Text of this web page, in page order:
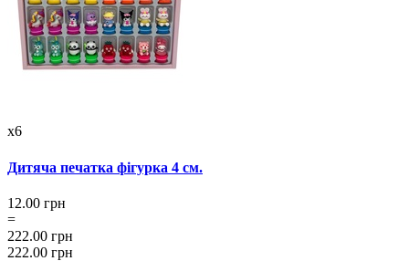
x6
Дитяча печатка фігурка 4 см.
12.00 грн
=
222.00 грн
222.00 грн